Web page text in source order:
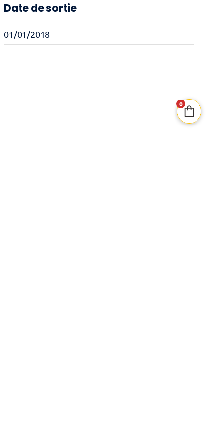
Date de sortie
01/01/2018
0